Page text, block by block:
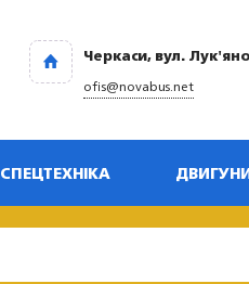
Черкаси, вул.
ofis@novabus.net
СПЕЦТЕХНІКА